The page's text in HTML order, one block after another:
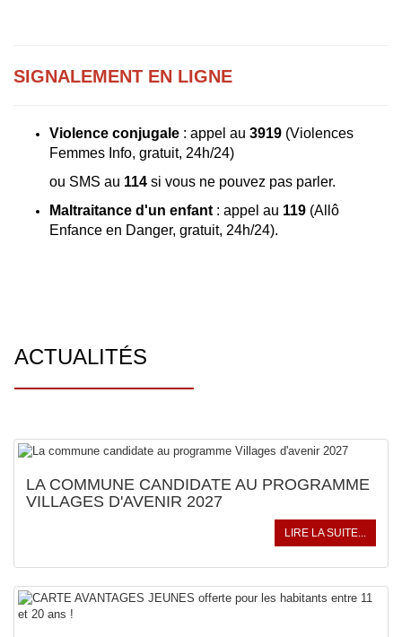
SIGNALEMENT EN LIGNE
Violence conjugale : appel au 3919 (Violences
Femmes Info, gratuit, 24h/24)
ou SMS au 114 si vous ne pouvez pas parler.
Maltraitance d'un enfant : appel au 119 (Allô
Enfance en Danger, gratuit, 24h/24).
ACTUALITÉS
LA COMMUNE CANDIDATE AU PROGRAMME
VILLAGES D'AVENIR 2027
LIRE LA SUITE...